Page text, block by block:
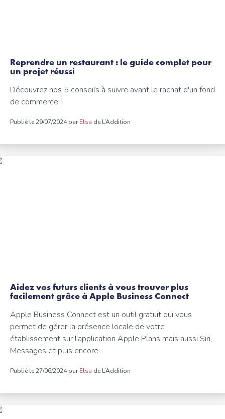
Reprendre un restaurant : le guide complet pour
un projet réussi
Découvrez nos 5 conseils à suivre avant le rachat d'un fond
de commerce !
Publié le 29/07/2024 parElsa de L’Addition
Aidez vos futurs clients à vous trouver plus
facilement grâce à Apple Business Connect
Apple Business Connect est un outil gratuit qui vous
permet de gérer la présence locale de votre
établissement sur l’application Apple Plans mais aussi Siri,
Messages et plus encore.
Publié le 27/06/2024 parElsa de L’Addition